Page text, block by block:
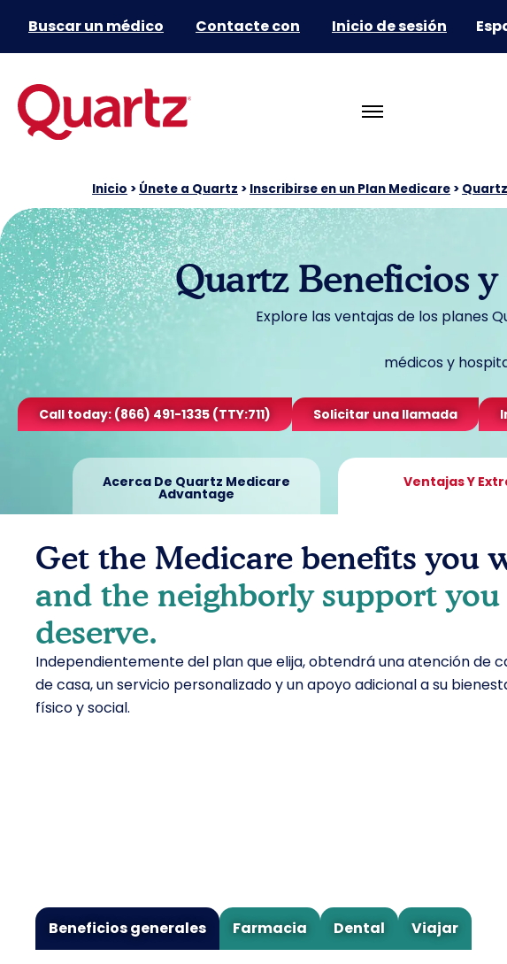
Buscar un médico Contacte con Inicio de sesión
Inicio > Únete a Quartz > Inscribirse en un Plan Medicare >
Quartz Beneficios
Explore las ventajas de los planes
médicos y
Call today: (866) 491-1335 (TTY:711) Solicitar una llamada
Acerca De Quartz Medicare
Advantage
Ventajas Y
Get the Medicare benefits you
and the neighborly support you
deserve.
Independientemente del plan que elija, obtendrá una atención de
de casa, un servicio personalizado y un apoyo adicional a su
físico y social.
Beneficios generales Farmacia Dental Viajar